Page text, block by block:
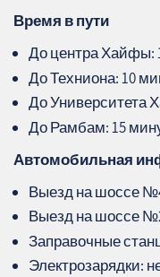
Время в пути
До центра Хайфы:
До Техниона: 10
До Университета
До Рамбам: 15
Автомобильная
Выезд на шоссе
Выезд на шоссе
Заправочные
Электрозарядки: